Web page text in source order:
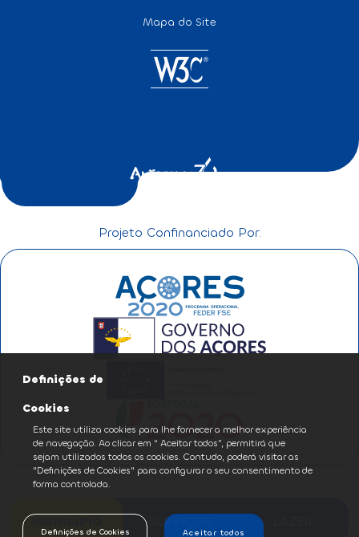
SERVIÇOS
Definições de
Cookies
Este site utiliza cookies para lhe fornecer a melhor experiência
de navegação. Ao clicar em “ Aceitar todos”, permitirá que
sejam utilizados todos os cookies. Contudo, poderá visitar as
"Definições de Cookies" para configurar o seu consentimento de
forma controlada.
Definições de Cookies Aceitar todos
Mapa do Site
Projeto Confinanciado Por: